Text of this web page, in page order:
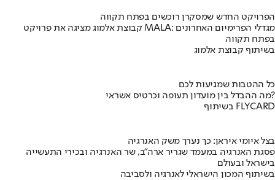
הפרויקט החדש שמסקרן רוכשים בפתח תקווה
קבוצת אלמוג מציגה את פרויקט MALA: מגדלי הפרימיום האחרונים
בפתח תקווה
בשיתוף קבוצת אלמוג
כל ההטבות שמגיעות לכם
מה ההבדל בין מועדון תעופה וכרטיס אשראי?
בשיתוף FLYCARD
בצל איומי איראן: כך נערך משק האנרגיה
פסגת האנרגיה במעמד שגריר ארה"ב, שר האנרגיה ובכירי התעשייה
בישראל ובעולם
בשיתוף המכון הישראלי לאנרגיה ולסביבה